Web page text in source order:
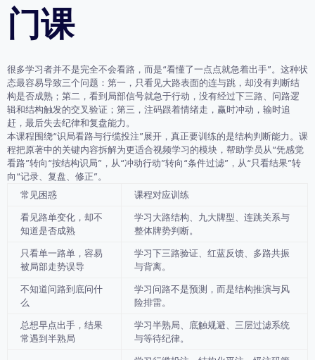
门课
很多学习者并不是完全不会看路，而是“看懂了一点点就急着出手”。这种状
态最容易导致三个问题：第一，只看见大路表面的连与跳，却没有判断结
构是否成熟；第二，看到局部信号就急于行动，没有经过下三路、问路逻
辑和结构触发的交叉验证；第三，注码跟着情绪走，赢时冲动，输时追
赶，最后失去纪律和复盘能力。
本课程围绕“识局看路与行缆投注”展开，真正要训练的是结构判断能力。课
程把原著中的关键内容拆解为更适合视频学习的模块，帮助学员从“凭感觉
看路”转向“按结构识局”，从“冲动行动”转向“条件过滤”，从“只看结果”转
向“记录、复盘、修正”。
常见困惑
课程对应训练
看见路单变化，却不
知道是否成熟
学习大路结构、九大牌型、连跳关系与
整体牌势判断。
只看单一路单，容易
被局部走势误导
学习下三路验证、红蓝反馈、多路共振
与背离。
不知道问路到底问什
么
学习问路不是预测，而是结构推演与风
险排雷。
总想早点出手，结果
常遇到半熟局
学习半熟局、底触规避、三层过滤系统
与等待纪律。